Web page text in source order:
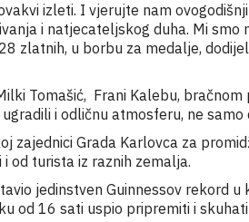
izleti. I vjerujte nam
i natjecateljskog duha. Mi smo
zlatnih, u borbu za medalje,
Tomašić, Frani Kalebu, bračnom
i odličnu atmosferu, ne samo
zajednici Grada Karlovca za
od turista iz raznih zemalja.
jedinstven Guinnessov rekord u
od 16 sati uspio pripremiti i